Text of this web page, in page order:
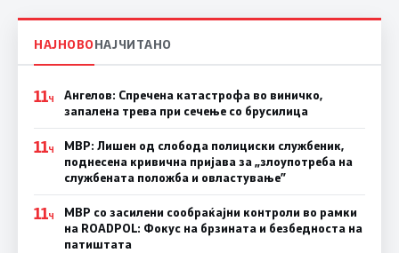
НАЈНОВОНАЈЧИТАНО
11Ч
Ангелов: Спречена катастрофа во виничко,
запалена трева при сечење со брусилица
11Ч
МВР: Лишен од слобода полициски службеник,
поднесена кривична пријава за „злоупотреба на
службената положба и овластување”
11Ч
МВР со засилени сообраќајни контроли во рамки
на ROADPOL: Фокус на брзината и безбедноста на
патиштата